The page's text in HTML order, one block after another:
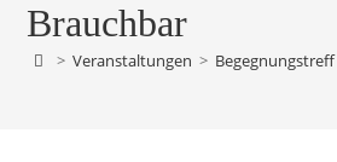
Brauchbar
> Veranstaltungen >